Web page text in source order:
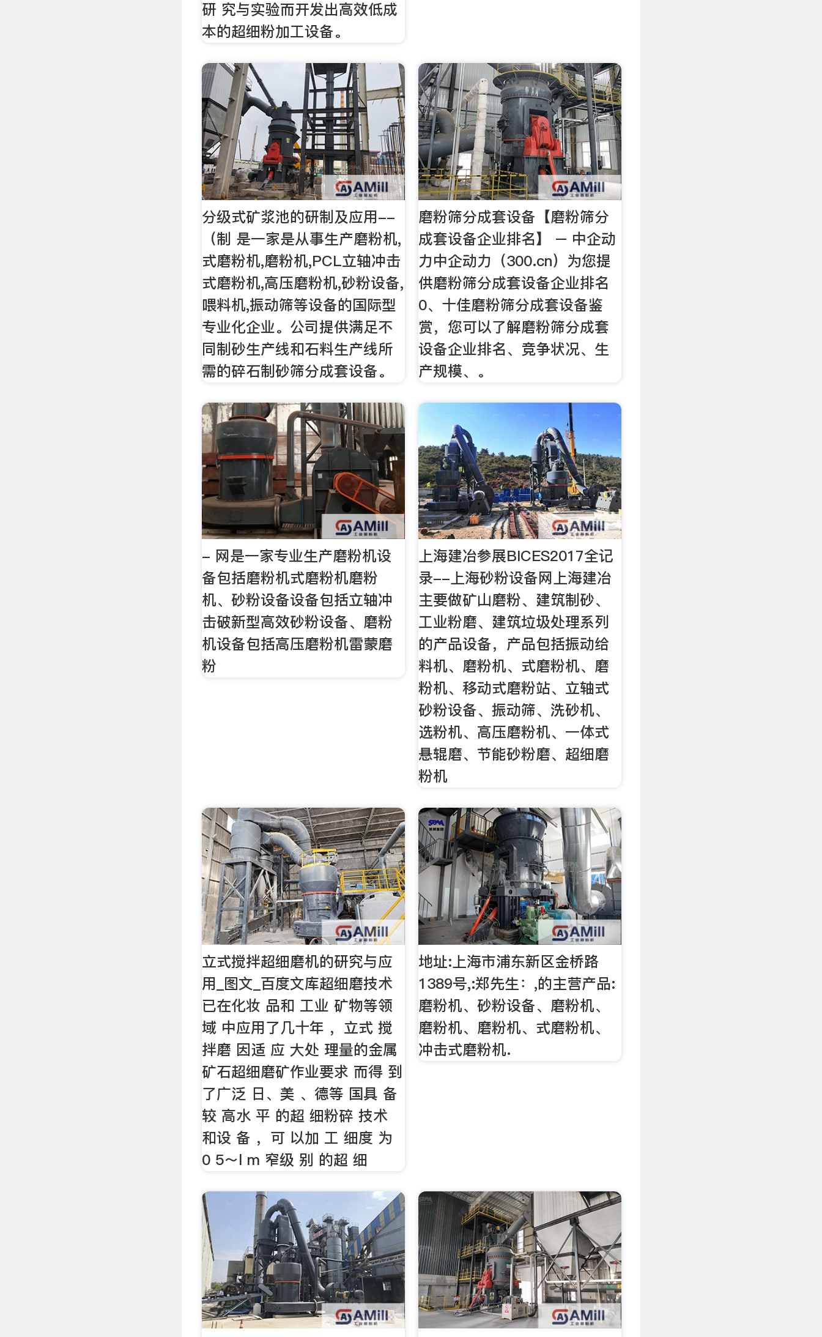
研 究与实验而开发出高效低成
本的超细粉加工设备。
分级式矿浆池的研制及应用--
（制 是一家是从事生产磨粉机,
式磨粉机,磨粉机,PCL立轴冲击
式磨粉机,高压磨粉机,砂粉设备,
喂料机,振动筛等设备的国际型
专业化企业。公司提供满足不
同制砂生产线和石料生产线所
需的碎石制砂筛分成套设备。
磨粉筛分成套设备【磨粉筛分
成套设备企业排名】 – 中企动
力中企动力（300.cn）为您提
供磨粉筛分成套设备企业排名
0、十佳磨粉筛分成套设备鉴
赏，您可以了解磨粉筛分成套
设备企业排名、竞争状况、生
产规模、。
- 网是一家专业生产磨粉机设
备包括磨粉机式磨粉机磨粉
机、砂粉设备设备包括立轴冲
击破新型高效砂粉设备、磨粉
机设备包括高压磨粉机雷蒙磨
粉
上海建冶参展BICES2017全记
录--上海砂粉设备网上海建冶
主要做矿山磨粉、建筑制砂、
工业粉磨、建筑垃圾处理系列
的产品设备，产品包括振动给
料机、磨粉机、式磨粉机、磨
粉机、移动式磨粉站、立轴式
砂粉设备、振动筛、洗砂机、
选粉机、高压磨粉机、一体式
悬辊磨、节能砂粉磨、超细磨
粉机
立式搅拌超细磨机的研究与应
用_图文_百度文库超细磨技术
已在化妆 品和 工业 矿物等领
域 中应用了几十年 ，立式 搅
拌磨 因适 应 大处 理量的金属
矿石超细磨矿作业要求 而得 到
了广泛 日、美 、德等 国具 备
较 高水 平 的超 细粉碎 技术
和设 备 ，可 以加 工 细度 为
0 5～l m 窄级 别 的超 细
地址:上海市浦东新区金桥路
1389号,:郑先生：,的主营产品:
磨粉机、砂粉设备、磨粉机、
磨粉机、磨粉机、式磨粉机、
冲击式磨粉机.